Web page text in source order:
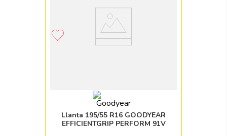
Llanta 195/55 R16 GOODYEAR
EFFICIENTGRIP PERFORM 91V